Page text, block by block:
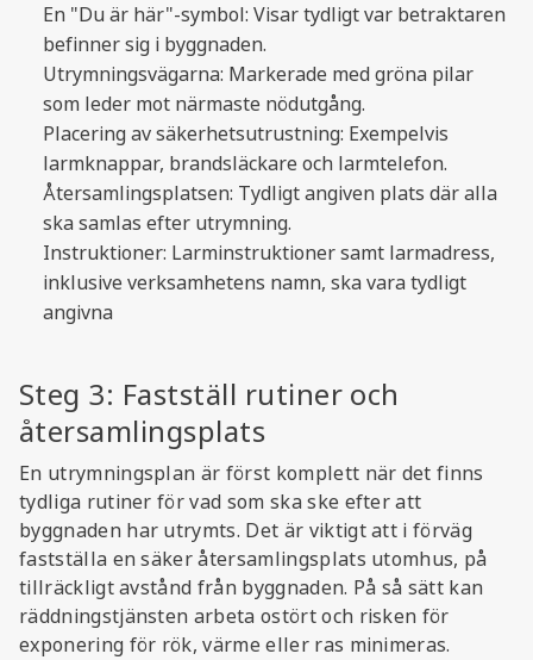
En "Du är här"-symbol: Visar tydligt var betraktaren
befinner sig i byggnaden.
Utrymningsvägarna: Markerade med gröna pilar
som leder mot närmaste nödutgång.
Placering av säkerhetsutrustning: Exempelvis
larmknappar, brandsläckare och larmtelefon.
Återsamlingsplatsen: Tydligt angiven plats där alla
ska samlas efter utrymning.
Instruktioner: Larminstruktioner samt larmadress,
inklusive verksamhetens namn, ska vara tydligt
angivna
Steg 3: Fastställ rutiner och
återsamlingsplats
En utrymningsplan är först komplett när det finns
tydliga rutiner för vad som ska ske efter att
byggnaden har utrymts. Det är viktigt att i förväg
fastställa en säker återsamlingsplats utomhus, på
tillräckligt avstånd från byggnaden. På så sätt kan
räddningstjänsten arbeta ostört och risken för
exponering för rök, värme eller ras minimeras.